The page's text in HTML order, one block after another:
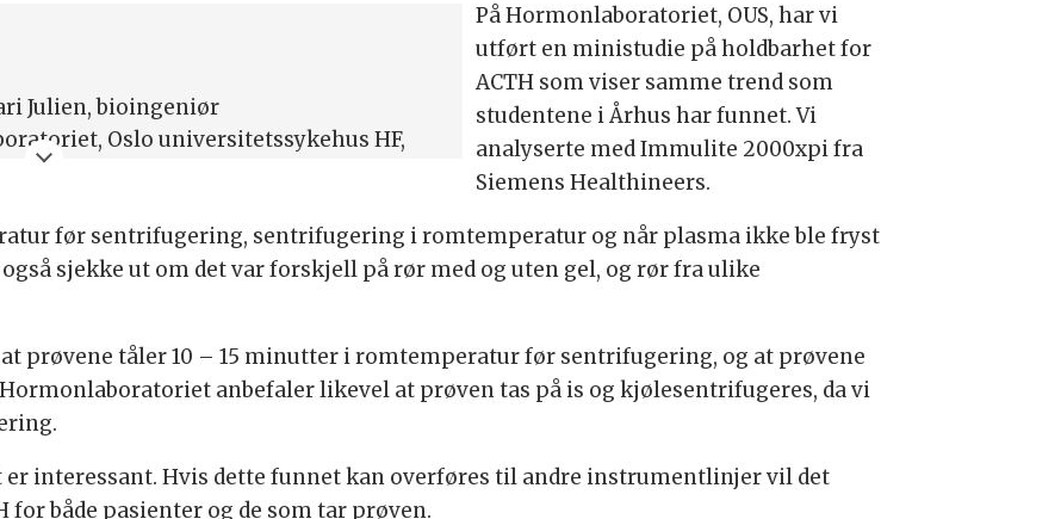
Julien, bioingeniør
Oslo universitetssykehus HF,
På Hormonlaboratoriet, OUS, har vi
utført en ministudie på holdbarhet for
ACTH som viser samme trend som
studentene i Århus har funnet. Vi
analyserte med Immulite 2000xpi fra
Siemens Healthineers.
før sentrifugering, sentrifugering i romtemperatur og når plasma ikke ble fryst
sjekke ut om det var forskjell på rør med og uten gel, og rør fra ulike
prøvene tåler 10 – 15 minutter i romtemperatur før sentrifugering, og at prøvene
anbefaler likevel at prøven tas på is og kjølesentrifugeres, da vi
interessant. Hvis dette funnet kan overføres til andre instrumentlinjer vil det
både pasienter og de som tar prøven.